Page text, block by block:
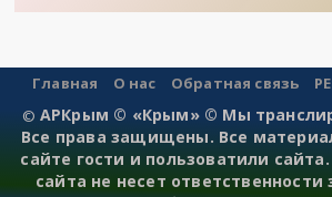
Главная О нас Обратная связь
© АРКрым © «Крым» © Мы
Все права защищены. Все
сайте гости и пользоватили
сайта не несет ответственности